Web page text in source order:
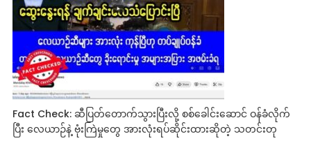
Fact Check: ဆီပြတ်တောက်သွားပြီးလို့ စစ်‌ခေါင်းဆောင် ဝန်ခံလိုက်
ပြီး လေယာဉ်နဲ့ ဗုံးကြဲမှုတွေ အားလုံးရပ်ဆိုင်းထားဆိုတဲ့ သတင်းတု